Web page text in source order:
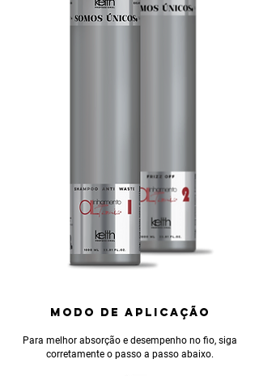
MODO DE APLICAÇÃO
Para melhor absorção e desempenho no fio, siga
corretamente o passo a passo abaixo.